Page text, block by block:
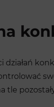
działań
tle